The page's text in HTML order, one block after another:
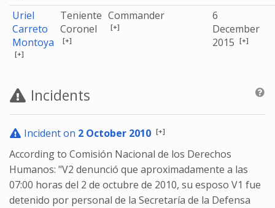
Uriel
Carreto
Montoya
[+]
Teniente
Coronel
[+]
Commander
[+]
6
December
2015 [+]
Incidents
Incident on 2 October 2010 [+]
According to Comisión Nacional de los Derechos
Humanos: "V2 denunció que aproximadamente a las
07:00 horas del 2 de octubre de 2010, su esposo V1 fue
detenido por personal de la Secretaría de la Defensa